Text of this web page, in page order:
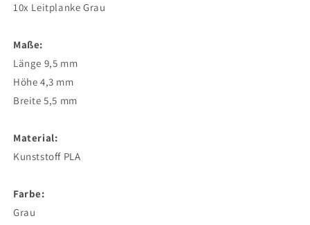
10x Leitplanke Grau
Maße:
Länge 9,5 mm
Höhe 4,3 mm
Breite 5,5 mm
Material:
Kunststoff PLA
Farbe:
Grau